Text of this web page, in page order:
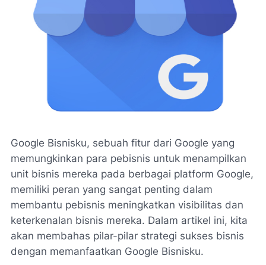
Google Bisnisku, sebuah fitur dari Google yang
memungkinkan para pebisnis untuk menampilkan
unit bisnis mereka pada berbagai platform Google,
memiliki peran yang sangat penting dalam
membantu pebisnis meningkatkan visibilitas dan
keterkenalan bisnis mereka. Dalam artikel ini, kita
akan membahas pilar-pilar strategi sukses bisnis
dengan memanfaatkan Google Bisnisku.